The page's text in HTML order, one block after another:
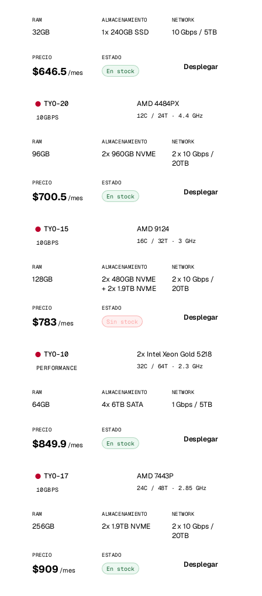
RAM
32GB
ALMACENAMIENTO
1x 240GB SSD
NETWORK
10 Gbps / 5TB
PRECIO
$646.5 /mes
ESTADO
En stock Desplegar
TYO-20
10GBPS
AMD 4484PX
12C / 24T · 4.4 GHz
RAM
96GB
ALMACENAMIENTO
2x 960GB NVME
NETWORK
2 x 10 Gbps /
20TB
PRECIO
$700.5 /mes
ESTADO
En stock Desplegar
TYO-15
10GBPS
AMD 9124
16C / 32T · 3 GHz
RAM
128GB
ALMACENAMIENTO
2x 480GB NVME
+ 2x 1.9TB NVME
NETWORK
2 x 10 Gbps /
20TB
PRECIO
$783 /mes
ESTADO
Sin stock Desplegar
TYO-10
PERFORMANCE
2x Intel Xeon Gold 5218
32C / 64T · 2.3 GHz
RAM
64GB
ALMACENAMIENTO
4x 6TB SATA
NETWORK
1 Gbps / 5TB
PRECIO
$849.9 /mes
ESTADO
En stock Desplegar
TYO-17
10GBPS
AMD 7443P
24C / 48T · 2.85 GHz
RAM
256GB
ALMACENAMIENTO
2x 1.9TB NVME
NETWORK
2 x 10 Gbps /
20TB
PRECIO
$909 /mes
ESTADO
En stock Desplegar